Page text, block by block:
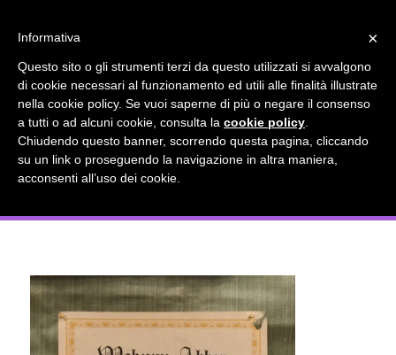
Camilla Malvasia, Diploma Woburn
Abbey School of Flower Arrangement,
accetta l'uso dei cookies previsto nella pagina dedicata.
Fai clic per abilitare/disabilitare il tracciamento di
Google Analytics.
OK Privacy e cookie policy
×
Informativa
Questo sito o gli strumenti terzi da questo utilizzati si avvalgono
di cookie necessari al funzionamento ed utili alle finalità illustrate
nella cookie policy. Se vuoi saperne di più o negare il consenso
a tutti o ad alcuni cookie, consulta la cookie policy
Chiudendo questo banner, scorrendo questa pagina, cliccando
su un link o proseguendo la navigazione in altra maniera,
acconsenti all’uso dei cookie.